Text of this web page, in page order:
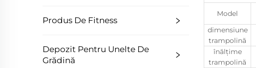
Produs De Fitness
Depozit Pentru Unelte De
Grădină
Model
dimensiune
trampolină
înălțime
trampolină